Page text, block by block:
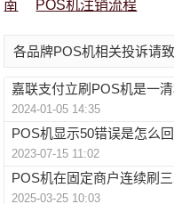
南
POS机注销流程
各品牌POS机相关投诉请
嘉联支付立刷POS机是一
2024-01-05 14:35
POS机显示50错误是怎么
2023-07-15 11:02
POS机在固定商户连续刷三
2025-03-25 10:03